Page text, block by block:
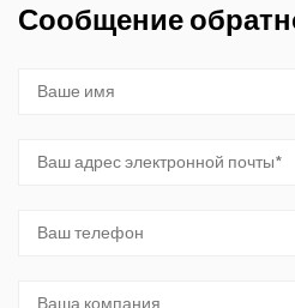
Сообщение